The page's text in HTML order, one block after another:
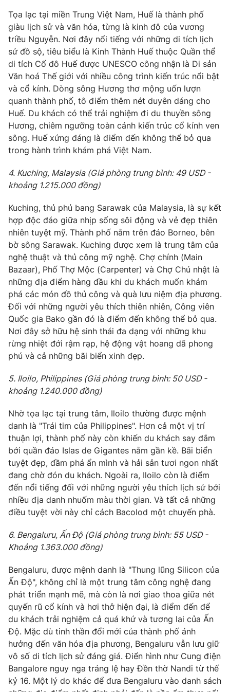
Liên hệ quảng cáo: 024-7300.7108
thuận bằng văn bản. Ghi rõ nguồn VTV.vn khi phát hành lại
thông tin từ website này.
Tọa lạc tại miền Trung Việt Nam, Huế là thành phố
giàu lịch sử và văn hóa, từng là kinh đô của vương
triều Nguyễn. Nơi đây nổi tiếng với những di tích lịch
sử đồ sộ, tiêu biểu là Kinh Thành Huế thuộc Quần thể
di tích Cố đô Huế được UNESCO công nhận là Di sản
Văn hoá Thế giới với nhiều công trình kiến trúc nổi bật
và cổ kính. Dòng sông Hương thơ mộng uốn lượn
quanh thành phố, tô điểm thêm nét duyên dáng cho
Huế. Du khách có thể trải nghiệm đi du thuyền sông
Hương, chiêm ngưỡng toàn cảnh kiến trúc cổ kính ven
sông. Huế xứng đáng là điểm đến không thể bỏ qua
trong hành trình khám phá Việt Nam.
4. Kuching, Malaysia (Giá phòng trung bình: 49 USD -
khoảng 1.215.000 đồng)
Kuching, thủ phủ bang Sarawak của Malaysia, là sự kết
hợp độc đáo giữa nhịp sống sôi động và vẻ đẹp thiên
nhiên tuyệt mỹ. Thành phố nằm trên đảo Borneo, bên
bờ sông Sarawak. Kuching được xem là trung tâm của
nghệ thuật và thủ công mỹ nghệ. Chợ chính (Main
Bazaar), Phố Thợ Mộc (Carpenter) và Chợ Chủ nhật là
những địa điểm hàng đầu khi du khách muốn khám
phá các món đồ thủ công và quà lưu niệm địa phương.
Đối với những người yêu thích thiên nhiên, Công viên
Quốc gia Bako gần đó là điểm đến không thể bỏ qua.
Nơi đây sở hữu hệ sinh thái đa dạng với những khu
rừng nhiệt đới rậm rạp, hệ động vật hoang dã phong
phú và cả những bãi biển xinh đẹp.
5. Iloilo, Philippines (Giá phòng trung bình: 50 USD -
khoảng 1.240.000 đồng)
Nhờ tọa lạc tại trung tâm, Iloilo thường được mệnh
danh là "Trái tim của Philippines". Hơn cả một vị trí
thuận lợi, thành phố này còn khiến du khách say đắm
bởi quần đảo Islas de Gigantes nằm gần kề. Bãi biển
tuyệt đẹp, đầm phá ẩn mình và hải sản tươi ngon nhất
đang chờ đón du khách. Ngoài ra, Iloilo còn là điểm
đến nổi tiếng đối với những người yêu thích lịch sử bởi
nhiều địa danh nhuốm màu thời gian. Và tất cả những
điều tuyệt vời này chỉ cách Bacolod một chuyến phà.
6. Bengaluru, Ấn Độ (Giá phòng trung bình: 55 USD -
Khoảng 1.363.000 đồng)
Bengaluru, được mệnh danh là "Thung lũng Silicon của
Ấn Độ", không chỉ là một trung tâm công nghệ đang
phát triển mạnh mẽ, mà còn là nơi giao thoa giữa nét
quyến rũ cổ kính và hơi thở hiện đại, là điểm đến để
du khách trải nghiệm cả quá khứ và tương lai của Ấn
Độ. Mặc dù tinh thần đổi mới của thành phố ảnh
hưởng đến văn hóa địa phương, Bengaluru vẫn lưu giữ
vô số di tích lịch sử đáng giá. Điển hình như Cung điện
Bangalore nguy nga tráng lệ hay Đền thờ Nandi từ thế
kỷ 16. Một lý do khác để đưa Bengaluru vào danh sách